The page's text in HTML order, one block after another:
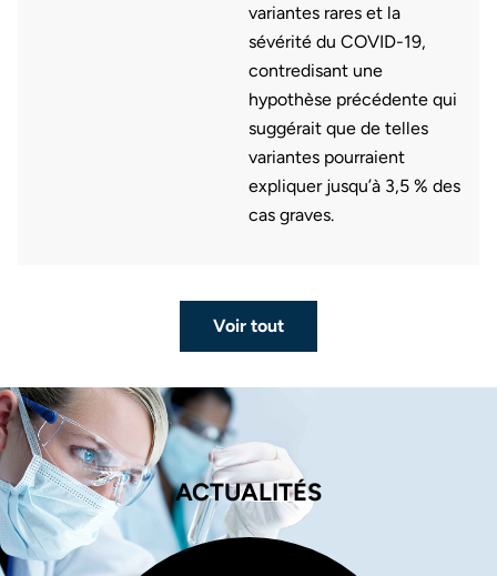
variantes rares et la
sévérité du COVID-19,
contredisant une
hypothèse précédente qui
suggérait que de telles
variantes pourraient
expliquer jusqu’à 3,5 % des
cas graves.
Voir tout
ACTUALITÉS